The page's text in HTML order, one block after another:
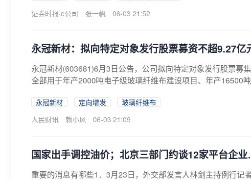
证券时报·e公司
张一帆 06-03 21:52
永冠新材：拟向特定对象发行股票募资不超9.27
永冠新材(603681)6月3日公告，公司拟向特定对象发行股票募
全部用于年产2000吨电子级玻璃纤维布建设项目、年产16500
永冠新材 定向增发
玻璃纤维布
人民财讯
赖小风 06-03 21:09
国家出手调控油价；北京三部门约谈12家平台企
重要的消息有哪些1．3月23日，外交部发言人林剑主持例行记